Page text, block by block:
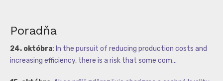
Poradňa
24. októbra: In the pursuit of reducing production costs and
increasing efficiency, there is a risk that some com...